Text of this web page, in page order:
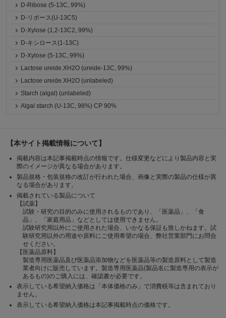
D-Ribose (5-13C, 99%)
D-リボース(U-13C5)
D-Xylose (1,2-13C2, 99%)
D-キシロース(1-13C)
D-Xylose (5-13C, 99%)
Lactose ureide.XH2O (ureide-13C, 99%)
Lactose ureide.XH2O (unlabeled)
Starch (algal) (unlabeled)
Algal starch (U-13C, 98%) CP 90%
【本サイト掲載情報について】
掲載内容は本記事掲載時点の情報です。仕様変更などにより製品内容と実
際のイメージが異なる場合があります。
製品規格・包装規格の改訂が行われた場合、画像と実際の製品の仕様が異
なる場合があります。
掲載されている製品について
【試薬】
試験・研究の目的のみに使用されるものであり、「医薬品」、「食
品」、「家庭用品」などとしては使用できません。
試験研究用以外にご使用された場合、いかなる保証も致しかねます。試
験研究用以外の用途や原料にご使用希望の場合、弊社営業部門にお問合
せください。
【医薬品原料】
製造専用医薬品及び医薬品添加物などを医薬品等の製造原料として製造
業者向けに販売しています。製造専用医薬品(製品名に製造専用の表示が
あるもの)のご購入には、確認書が必要です。
表示している希望納入価格は「本体価格のみ」で消費税等は含まれており
ません。
表示している希望納入価格は本記事掲載時点の価格です。